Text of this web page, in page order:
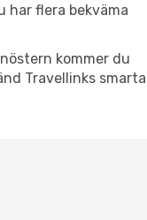
flera bekväma
kommer du
Travellinks smarta